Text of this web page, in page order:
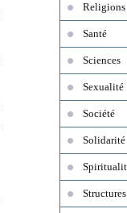
Religions
Santé
Sciences
Sexualité
Société
Solidarité